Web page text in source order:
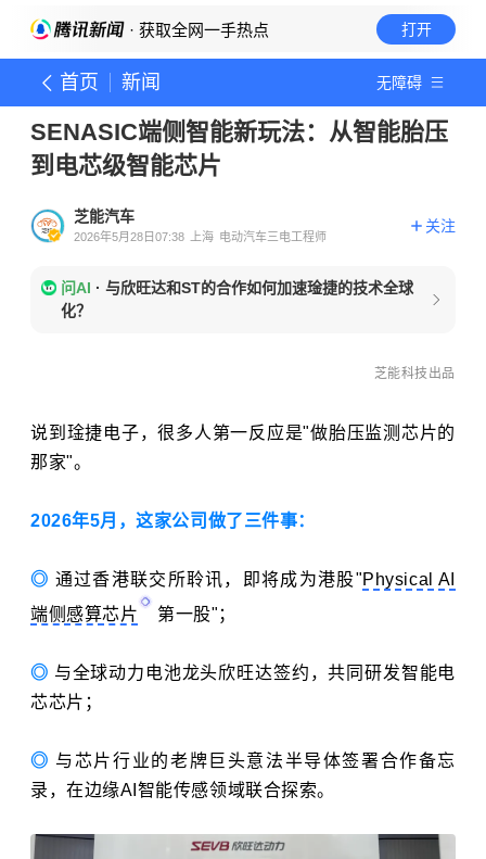
· 获取全网一手热点 打开
首页 新闻 无障碍
SENASIC端侧智能新玩法：从智能胎压
到电芯级智能芯片
芝能汽车
2026年5月28日07:38 上海 电动汽车三电工程师
关注
问AI · 与欣旺达和ST的合作如何加速琻捷的技术全球
化？
芝能科技出品
说到琻捷电子，很多人第一反应是"做胎压监测芯片的
那家"。
2026年5月，这家公司做了三件事：
◎ 通过香港联交所聆讯，即将成为港股"Physical AI
端侧感算芯片
第一股"；
◎ 与全球动力电池龙头欣旺达签约，共同研发智能电
芯芯片；
◎ 与芯片行业的老牌巨头意法半导体签署合作备忘
录，在边缘AI智能传感领域联合探索。